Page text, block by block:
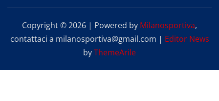
Copyright © 2026 | Powered by Milanosportiva,
contattaci a milanosportiva@gmail.com | Editor News
byThemeArile